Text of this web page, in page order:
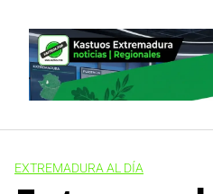
content
EXTREMADURA AL DÍA